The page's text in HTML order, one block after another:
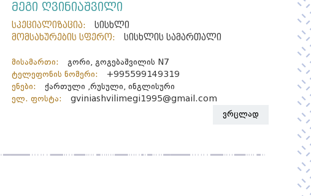
მეგი ღვინიაშვილი
სპეციალიზაცია:
სისხლი
მომსახურების სფერო:
სისხლის სამართალი
მისამართი:
გორი, გოგებაშვილის N7
ტელეფონის ნომერი:
+995599149319
ენები:
ქართული ,რუსული, ინგლისური
ელ. ფოსტა:
gviniashvilimegi1995@gmail.com
ვრცლად